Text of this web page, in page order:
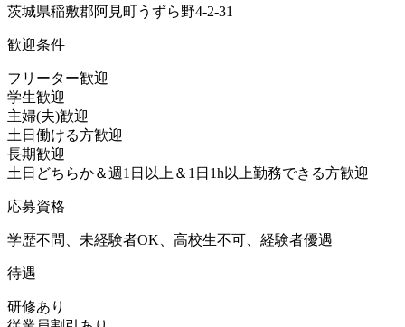
茨城県稲敷郡阿見町うずら野4-2-31
歓迎条件
フリーター歓迎
学生歓迎
主婦(夫)歓迎
土日働ける方歓迎
長期歓迎
土日どちらか＆週1日以上＆1日1h以上勤務できる方歓迎
応募資格
学歴不問、未経験者OK、高校生不可、経験者優遇
待遇
研修あり